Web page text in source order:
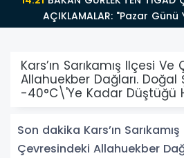
AÇIKLAMALAR: "Pazar Günü
Kars’ın Sarıkamış Ilçesi
Allahuekber Dağları. Doğal
-40°C\'Ye Kadar Düştüğü
Son dakika Kars’ın
Çevresindeki Allahuekber